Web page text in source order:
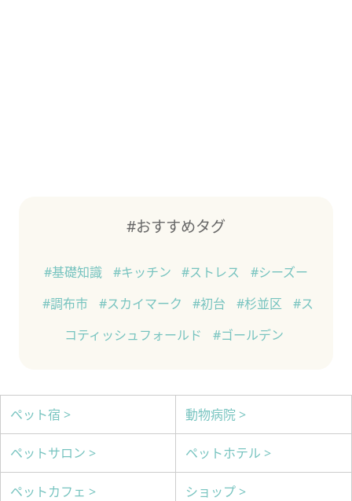
#おすすめタグ
#基礎知識 #キッチン #ストレス
#シーズー
#調布市
#スカイマーク #初台 #杉並区
#ス
コティッシュフォールド
#ゴールデン
ペット宿 > 動物病院 >
ペットサロン > ペットホテル >
ペットカフェ > ショップ >